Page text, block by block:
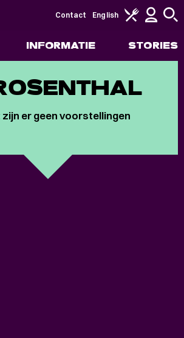
INFORMATIE STORIES
Contact English
zijn er geen voorstellingen